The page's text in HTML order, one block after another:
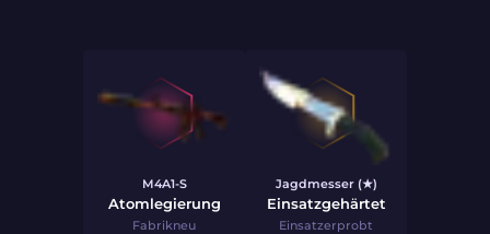
M4A1-S
Atomlegierung
Fabrikneu
Jagdmesser (★)
Einsatzgehärtet
Einsatzerprobt